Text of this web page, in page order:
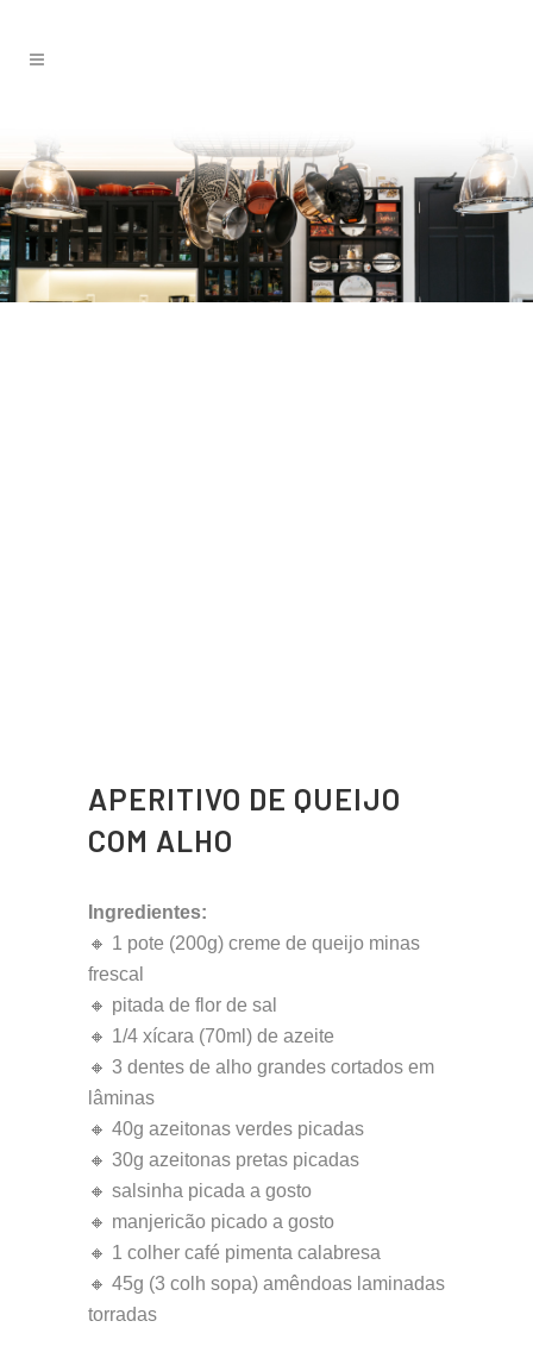
APERITIVO DE QUEIJO
COM ALHO
Ingredientes:
🔸 1 pote (200g) creme de queijo minas
frescal
🔸 pitada de flor de sal
🔸 1/4 xícara (70ml) de azeite
🔸 3 dentes de alho grandes cortados em
lâminas
🔸 40g azeitonas verdes picadas
🔸 30g azeitonas pretas picadas
🔸 salsinha picada a gosto
🔸 manjericão picado a gosto
🔸 1 colher café pimenta calabresa
🔸 45g (3 colh sopa) amêndoas laminadas
torradas